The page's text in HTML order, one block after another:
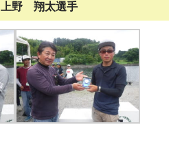
上野 翔太選手